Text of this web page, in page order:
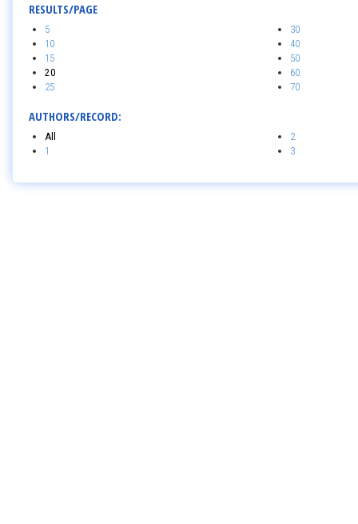
RESULTS/PAGE
5
10
15
20
25
30
40
50
60
70
AUTHORS/RECORD:
All
1
2
3